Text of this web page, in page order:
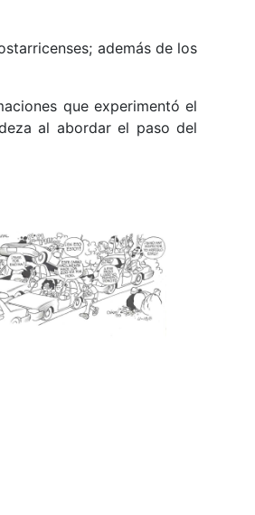
además de los
que experimentó el
al abordar el paso del